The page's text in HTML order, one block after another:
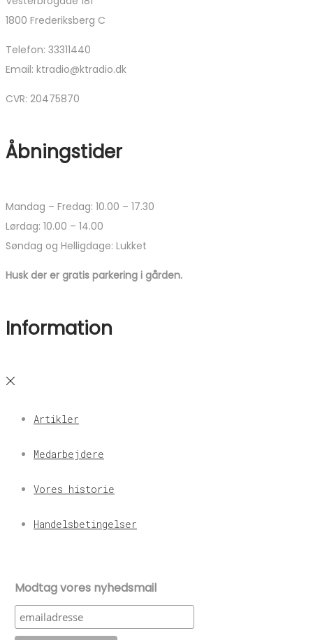
1800 Frederiksberg C
Telefon: 33311440
Email: ktradio@ktradio.dk
CVR: 20475870
Åbningstider
Mandag – Fredag: 10.00 – 17.30
Lørdag: 10.00 – 14.00
Søndag og Helligdage: Lukket
Husk der er gratis parkering i gården.
Information
Artikler
Medarbejdere
Vores historie
Handelsbetingelser
Modtag vores nyhedsmail